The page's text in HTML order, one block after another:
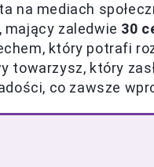
na mediach
mający zaledwie 30
który potrafi
towarzysz, który
co zawsze